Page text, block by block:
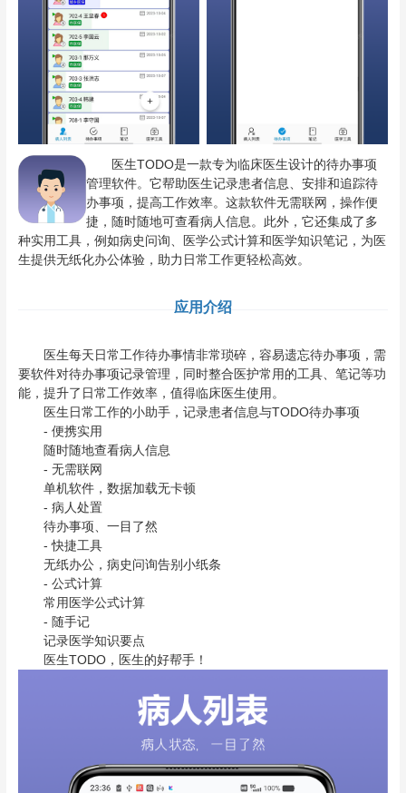
医生TODO是一款专为临床医生设计的待办事项
管理软件。它帮助医生记录患者信息、安排和追踪待
办事项，提高工作效率。这款软件无需联网，操作便
捷，随时随地可查看病人信息。此外，它还集成了多
种实用工具，例如病史问询、医学公式计算和医学知识笔记，为医
生提供无纸化办公体验，助力日常工作更轻松高效。
应用介绍
医生每天日常工作待办事情非常琐碎，容易遗忘待办事项，需
要软件对待办事项记录管理，同时整合医护常用的工具、笔记等功
能，提升了日常工作效率，值得临床医生使用。
医生日常工作的小助手，记录患者信息与TODO待办事项
- 便携实用
随时随地查看病人信息
- 无需联网
单机软件，数据加载无卡顿
- 病人处置
待办事项、一目了然
- 快捷工具
无纸办公，病史问询告别小纸条
- 公式计算
常用医学公式计算
- 随手记
记录医学知识要点
医生TODO，医生的好帮手！